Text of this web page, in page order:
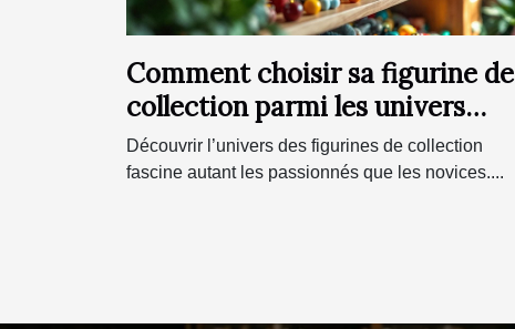
Comment choisir sa figurine de
collection parmi les univers
populaires ?
Découvrir l’univers des figurines de collection
fascine autant les passionnés que les novices....